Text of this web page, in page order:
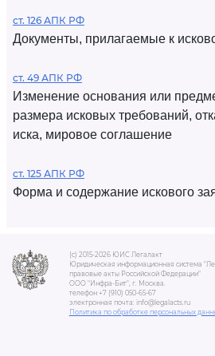
ст. 126 АПК РФ
Документы, прилагаемые к
ст. 49 АПК РФ
Изменение основания или
размера исковых требований,
иска, мировое соглашение
ст. 125 АПК РФ
Форма и содержание искового
(c) 2015-2026 ЮИС Легалакт
Юридическая информационная система
правовые акты Российской Федерации"
ООО "Инфра-Бит", г. Москва.
телефон +7 (910) 050-65-67
электронная почта: info@legalacts.ru
Политика по обработке персональных